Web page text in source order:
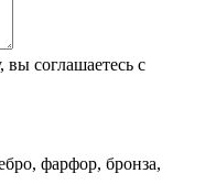
соглашаетесь с
фарфор, бронза,